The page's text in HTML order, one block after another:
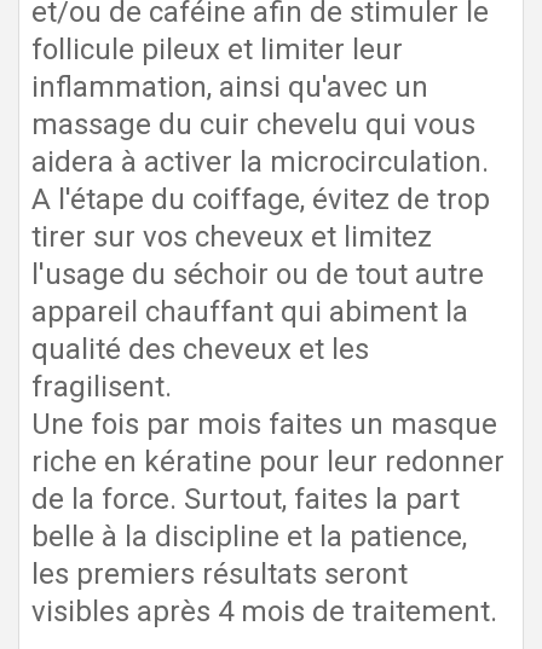
et/ou de caféine afin de stimuler le
follicule pileux et limiter leur
inflammation, ainsi qu'avec un
massage du cuir chevelu qui vous
aidera à activer la microcirculation.
A l'étape du coiffage, évitez de trop
tirer sur vos cheveux et limitez
l'usage du séchoir ou de tout autre
appareil chauffant qui abiment la
qualité des cheveux et les
fragilisent.
Une fois par mois faites un masque
riche en kératine pour leur redonner
de la force. Surtout, faites la part
belle à la discipline et la patience,
les premiers résultats seront
visibles après 4 mois de traitement.